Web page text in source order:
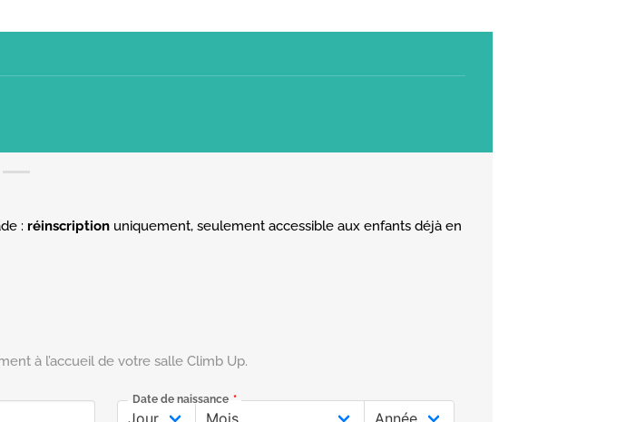
: réinscription uniquement, seulement accessible aux enfants déjà en
à l’accueil de votre salle Climb Up.